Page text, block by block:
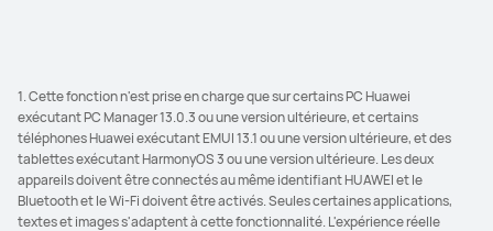
1. Cette fonction n'est prise en charge que sur certains PC Huawei
exécutant PC Manager 13.0.3 ou une version ultérieure, et certains
téléphones Huawei exécutant EMUI 13.1 ou une version ultérieure, et des
tablettes exécutant HarmonyOS 3 ou une version ultérieure. Les deux
appareils doivent être connectés au même identifiant HUAWEI et le
Bluetooth et le Wi-Fi doivent être activés. Seules certaines applications,
textes et images s'adaptent à cette fonctionnalité. L'expérience réelle